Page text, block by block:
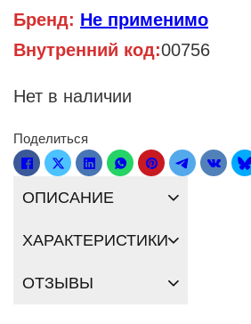
Бренд: Не применимо
Внутренний код:00756
Нет в наличии
Поделиться
ОПИСАНИЕ
ХАРАКТЕРИСТИКИ
ОТЗЫВЫ